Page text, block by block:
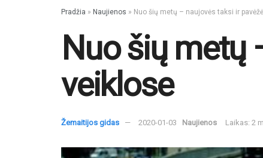
Pradžia » Naujienos » Nuo šių metų – naujovės taksi ir
Nuo šių metų
veiklose
Žemaitijos gidas 2020-01-03 Naujienos Laikas: 2